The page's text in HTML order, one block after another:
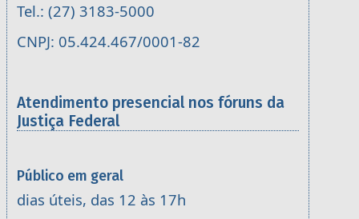
Tel.: (27) 3183-5000
CNPJ: 05.424.467/0001-82
Atendimento presencial nos fóruns da
Justiça Federal
Público em geral
dias úteis, das 12 às 17h